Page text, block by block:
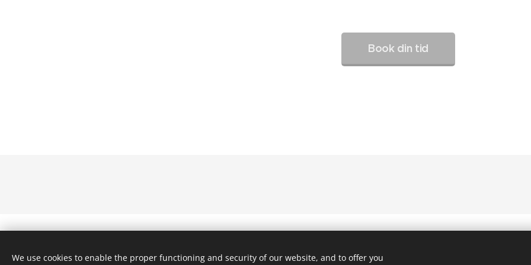
Book din tid
We use cookies to enable the proper functioning and security of our website, and to offer you